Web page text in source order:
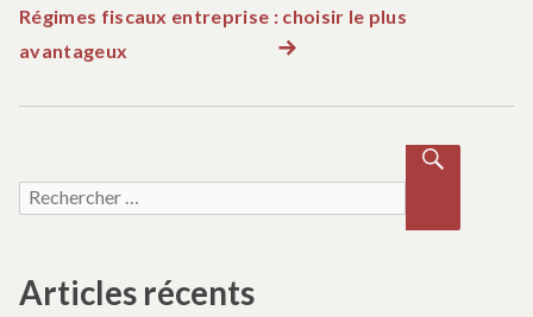
a
g
Régimes fiscaux entreprise : choisir le plus
avantageux
Articles récents